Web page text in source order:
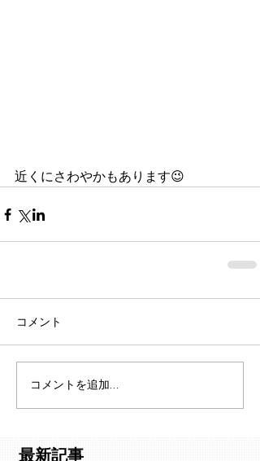
近くにさわやかもあります😉
コメント
コメントを追加…
最新記事